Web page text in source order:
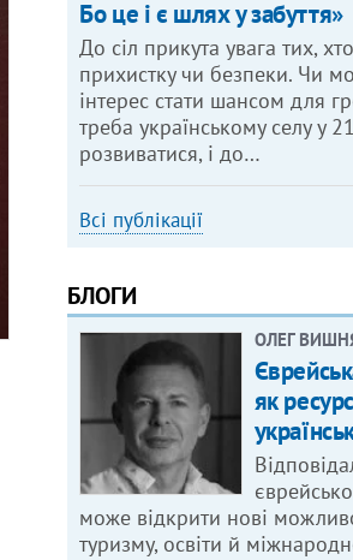
Бо це і є шлях у забуття»
До сіл прикута увага тих,
прихистку чи безпеки. Чи
інтерес стати шансом для
треба українському селу у
розвиватися, і до…
Всі публікації
БЛОГИ
ОЛЕГ
як
може відкрити нові
туризму, освіти й